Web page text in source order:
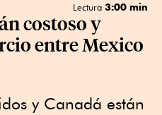
Lectura 3:00 min
costoso y
entre Mexico
y Canadá están